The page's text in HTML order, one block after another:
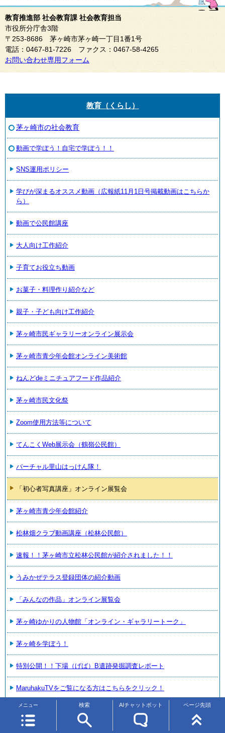
教育推進部 社会教育課 社会教育担当
市役所分庁舎3階
〒253-8686 茅ヶ崎市茅ヶ崎一丁目1番1号
電話：0467-81-7226 ファクス：0467-58-4265
お問い合わせ専用フォーム
教育（くらし）
茅ヶ崎市の社会教育
動画で学ぼう！自宅で学ぼう！！
SNS運用ポリシー
学びが深まるオススメ動画（広報紙11月1日号掲載動画はこちらか
ら）
動画で公民館講座
大人向け工作紹介
子育てお役立ち動画
お菓子・料理作り紹介など
親子・子ども向け工作紹介
茅ヶ崎市民ギャラリーオンライン展示会
茅ヶ崎市青少年会館オンライン美術館
ねんどdeミニチュアフード作品紹介
茅ヶ崎市民文化祭
Zoom使用方法等について
てんこくWeb展示会（鶴嶺公民館）
バーチャル里山はっけん隊！
「初心者写真講座」オンライン展覧会
茅ヶ崎市青少年会館紹介
松林畑クラブ動画講座（松林公民館）
速報！！茅ヶ崎市立松林公民館が紹介されました！！
うみかぜテラス登録団体の紹介動画
「みんなの作品」オンライン展覧会
茅ヶ崎ゆかりの人物館「オンライン・ギャラリートーク」
茅ヶ崎を学ぼう！
特別公開！！下場（げば）B遺跡発掘調査レポート
MaruhakuTVをご覧になる方はこちらをクリック！
ハーモニアスちがさき（キラリと光るちがさきの人）
メニュー 検索 AIチャットボット ページ先頭